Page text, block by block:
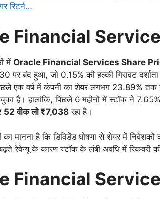
रिटर्न…
Financial
में Oracle Financial Services Share
पर बंद हुआ, जो 0.15% की हल्की गिरावट
एक वर्ष में कंपनी का शेयर लगभग 23.89%
है। हालांकि, पिछले 6 महीनों में स्टॉक ने 7.65%
52 वीक लो ₹7,038 रहा है।
का मानना है कि डिविडेंड घोषणा से शेयर में
रेवेन्यू के कारण स्टॉक के लंबी अवधि में रिकवरी
Financial